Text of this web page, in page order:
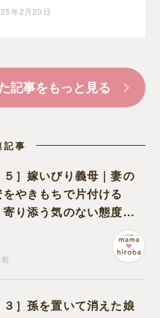
漫画
年2月20日
記事をもっと見る
記事
５］嫁いびり義母｜妻の
やきもちで片付ける
寄り添う気のない態度に
３］孫を置いて消えた娘